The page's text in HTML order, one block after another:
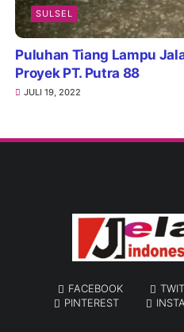
SULSEL
Puluhan Tiang Lampu
Proyek PT. Putra 88
JULI 19, 2022
FACEBOOK
PINTEREST